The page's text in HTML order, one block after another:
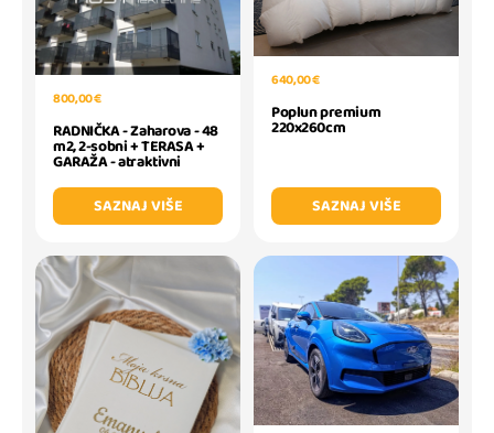
800,00 €
RADNIČKA - Zaharova - 48
m2, 2-sobni + TERASA +
GARAŽA - atraktivni
SAZNAJ VIŠE
640,00 €
Poplun premium
220x260cm
SAZNAJ VIŠE